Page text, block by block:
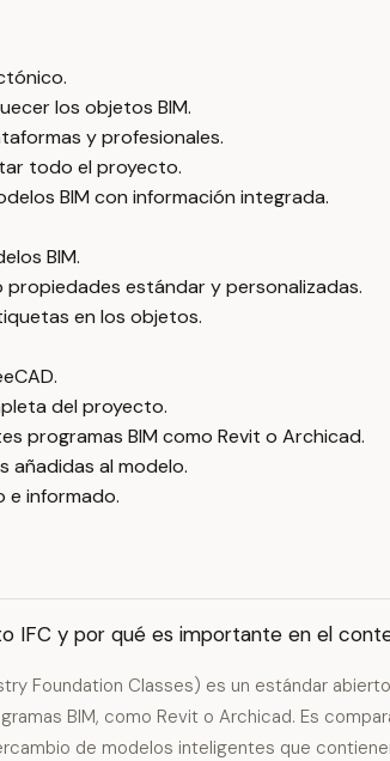
los objetos BIM.
y profesionales.
todo el proyecto.
BIM con información integrada.
BIM.
estándar y personalizadas.
en los objetos.
del proyecto.
programas BIM como Revit o Archicad.
añadidas al modelo.
e informado.
IFC y por qué es importante en el
Foundation Classes) es un estándar
BIM, como Revit o Archicad. Es
de modelos inteligentes que